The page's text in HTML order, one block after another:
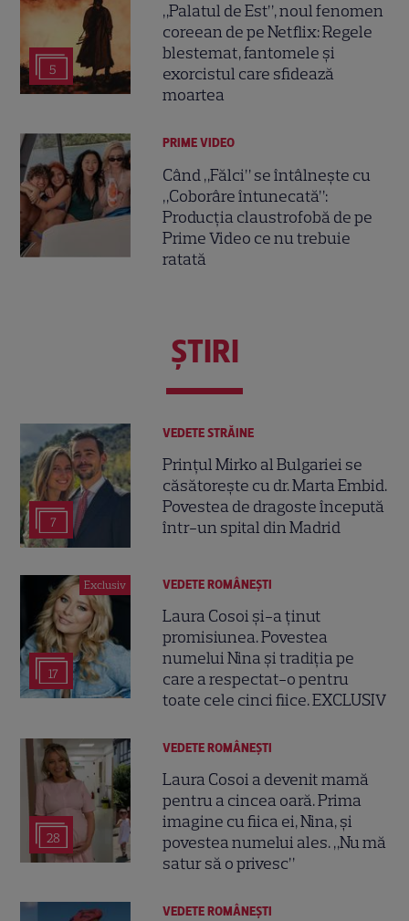
5
„Palatul de Est”, noul fenomen
coreean de pe Netflix: Regele
blestemat, fantomele și
exorcistul care sfidează
moartea
PRIME VIDEO
Când „Fălci” se întâlnește cu
„Coborâre întunecată”:
Producția claustrofobă de pe
Prime Video ce nu trebuie
ratată
ŞTIRI
7
VEDETE STRĂINE
Prințul Mirko al Bulgariei se
căsătorește cu dr. Marta Embid.
Povestea de dragoste începută
într-un spital din Madrid
Exclusiv
17
VEDETE ROMÂNEŞTI
Laura Cosoi și-a ținut
promisiunea. Povestea
numelui Nina și tradiția pe
care a respectat-o pentru
toate cele cinci fiice. EXCLUSIV
28
VEDETE ROMÂNEŞTI
Laura Cosoi a devenit mamă
pentru a cincea oară. Prima
imagine cu fiica ei, Nina, și
povestea numelui ales. „Nu mă
satur să o privesc”
VEDETE ROMÂNEŞTI